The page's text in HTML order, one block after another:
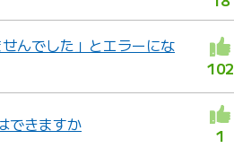
んでした」とエラーにな
102
できますか
1